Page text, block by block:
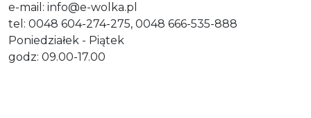
e-mail: info@e-wolka.pl
tel: 0048 604-274-275, 0048 666-535-888
Poniedziałek - Piątek
godz: 09.00-17.00